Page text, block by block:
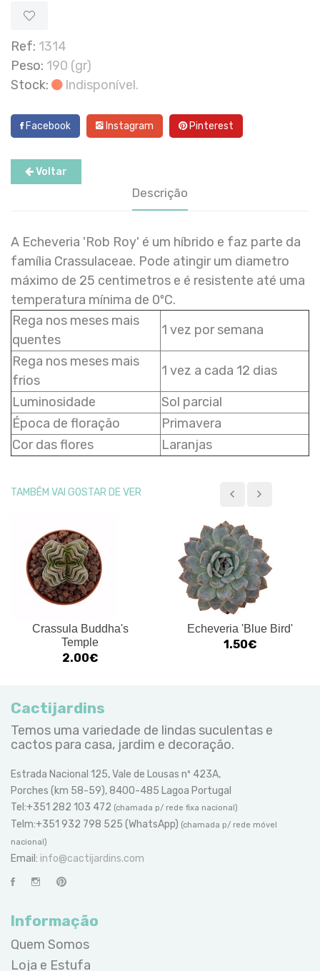
Ref: 1314
Peso: 190 (gr)
Stock:
Indisponível.
Facebook Instagram Pinterest
Voltar
Descrição
A Echeveria 'Rob Roy' é um híbrido e faz parte da
família Crassulaceae. Pode atingir um diametro
máximo de 25 centimetros e é resistente até uma
temperatura mínima de 0ºC.
Rega nos meses mais
quentes
1 vez por semana
Rega nos meses mais
frios
1 vez a cada 12 dias
Luminosidade
Sol parcial
Época de floração
Primavera
Cor das flores
Laranjas
TAMBÉM VAI GOSTAR DE VER
Crassula Buddha's
Temple
2.00€
Echeveria 'Blue Bird'
1.50€
Cactijardins
Temos uma variedade de lindas suculentas e
cactos para casa, jardim e decoração.
Estrada Nacional 125, Vale de Lousas nº 423A,
Porches (km 58-59), 8400-485 Lagoa Portugal
Tel:+351 282 103 472 (chamada p/ rede fixa nacional)
Telm:+351 932 798 525 (WhatsApp) (chamada p/ rede móvel
nacional)
Email: info@cactijardins.com
Informação
Quem Somos
Loja e Estufa